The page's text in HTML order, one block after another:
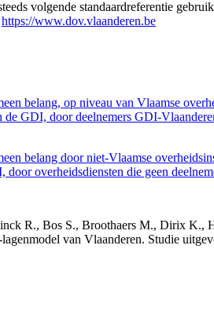
volgende standaardreferentie
https://www.dov.vlaanderen.be
belang, op niveau van Vlaamse
de GDI, door deelnemers GDI-
belang door niet-Vlaamse
door overheidsdiensten die geen
R., Bos S., Broothaers M., Dirix
van Vlaanderen. Studie